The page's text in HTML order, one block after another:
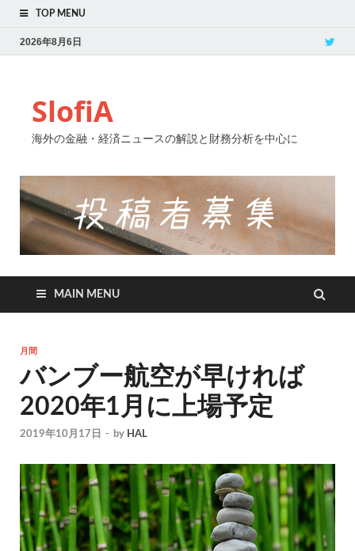
TOP MENU
2026年8月6日
SlofiA
海外の金融・経済ニュースの解説と財務分析を中心に
MAIN MENU
月間
バンブー航空が早ければ
2020年1月に上場予定
2019年10月17日 - by HAL